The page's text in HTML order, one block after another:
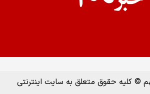
© کلیه حقوق متعلق به سایت اینترنتی